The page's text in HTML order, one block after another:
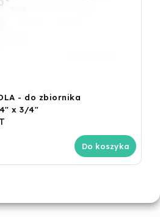
- do zbiornika
x 3/4"
Do koszyka